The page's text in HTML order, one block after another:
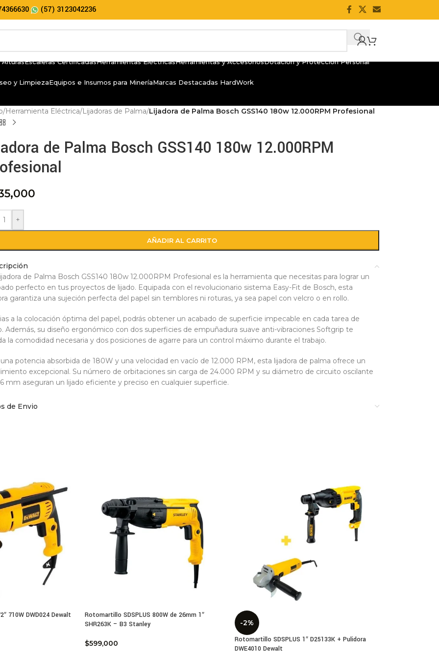
(57) 3123042236
Escaleras CertificadasHerramientas EléctricasHerramientas y AccesoriosDotación y Protección Personal
y LimpiezaEquipos e Insumos para MineríaMarcas Destacadas HardWork
/Herramienta Eléctrica/Lijadoras de Palma/Lijadora de Palma Bosch GSS140 180w 12.000RPM Profesional
de Palma Bosch GSS140 180w 12.000RPM
+
AÑADIR AL CARRITO
de Palma Bosch GSS140 180w 12.000RPM Profesional es la herramienta que necesitas para lograr un
perfecto en tus proyectos de lijado. Equipada con el revolucionario sistema Easy-Fit de Bosch, esta
garantiza una sujeción perfecta del papel sin temblores ni roturas, ya sea papel con velcro o en rollo.
a la colocación óptima del papel, podrás obtener un acabado de superficie impecable en cada tarea de
Además, su diseño ergonómico con dos superficies de empuñadura suave anti-vibraciones Softgrip te
la comodidad necesaria y dos posiciones de agarre para un control máximo durante el trabajo.
potencia absorbida de 180W y una velocidad en vacío de 12.000 RPM, esta lijadora de palma ofrece un
excepcional. Su número de orbitaciones sin carga de 24.000 RPM y su diámetro de circuito oscilante
mm aseguran un lijado eficiente y preciso en cualquier superficie.
peso de tan solo 1,4 kg, esta lijadora es ligera y fácil de manejar, lo que te permite trabajar de manera
en vacío: 12.000 rpm
de orbitaciones sin carga: 24.000 RPM
de circuito oscilante: 1,6 mm
1,4 kg
de placa lijadora: 113 mm
de placa lijadora: 105 mm
de la hoja de lija para pinzas: 115 mm
de la hoja de lija para pinzas: 140 mm
de lija con velcro, ancho: 115 mm
de lija con velcro, largo: 107 mm
de vibraciones generadas ah: 2 m/s²
K: 6,5 m/s²
de presión acústica: 82 dB(A)
de potencia acústica: 93 dB(A)
de vibraciones generadas ah: 2 m/s²
de Envio
710W DWD024 Dewalt
Rotomartillo SDSPLUS 800W de 26mm 1″
SHR263K – B3 Stanley
$599,000
-2%
Rotomartillo SDSPLUS 1″ D25133K + Pulidora
DWE4010 Dewalt